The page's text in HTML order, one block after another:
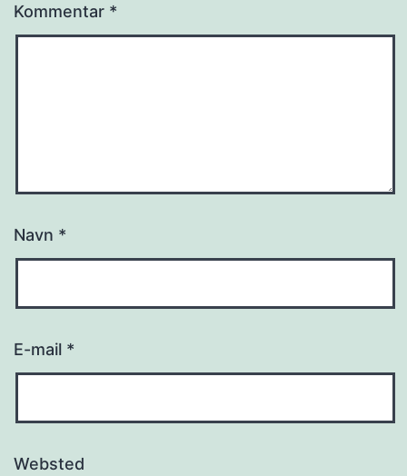
Kommentar *
Navn *
E-mail *
Websted